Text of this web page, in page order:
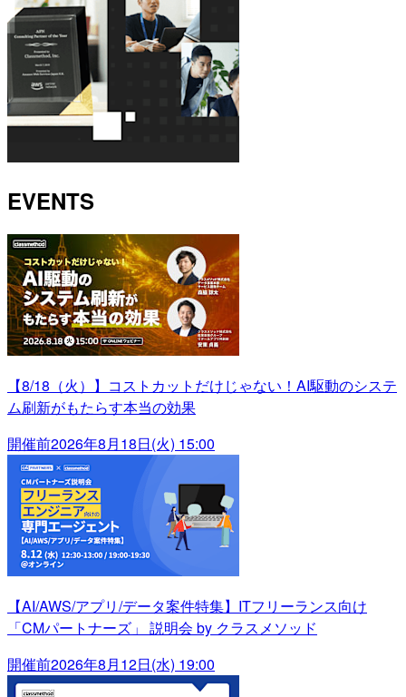
EVENTS
【8/18（火）】コストカットだけじゃない！AI駆動のシステ
ム刷新がもたらす本当の効果
開催前2026年8月18日(火) 15:00
【AI/AWS/アプリ/データ案件特集】ITフリーランス向け
「CMパートナーズ」 説明会 by クラスメソッド
開催前2026年8月12日(水) 19:00